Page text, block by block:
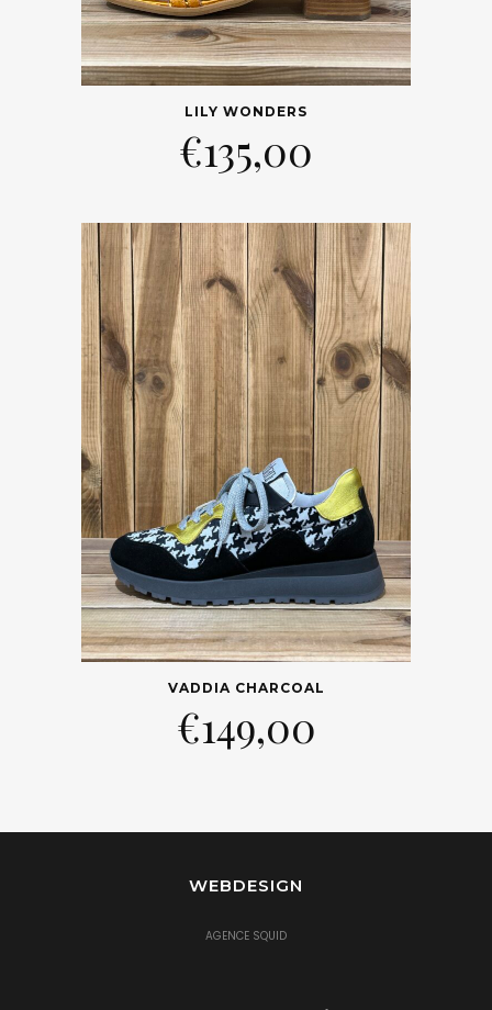
LILY WONDERS
€135,00
VADDIA CHARCOAL
€149,00
WEBDESIGN
AGENCE SQUID